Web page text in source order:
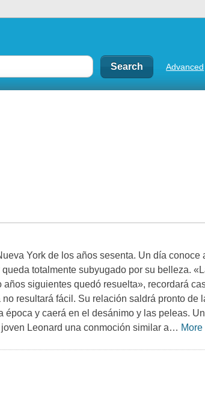
Advanced
York de los años sesenta. Un día conoce
totalmente subyugado por su belleza.
siguientes quedó resuelta», recordará
resultará fácil. Su relación saldrá pronto de
y caerá en el desánimo y las peleas.
Leonard una conmoción similar a… More